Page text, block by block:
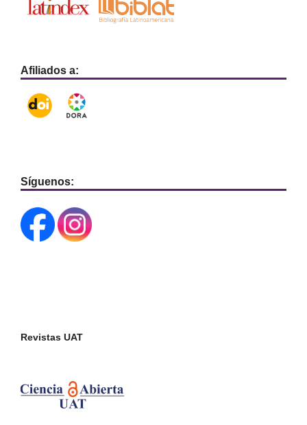
Afiliados a:
Síguenos:
Revistas UAT